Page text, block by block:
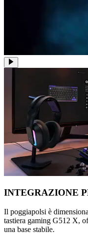
INTEGRAZIONE
Il poggiapolsi è
tastiera gaming G512 X,
una base stabile.